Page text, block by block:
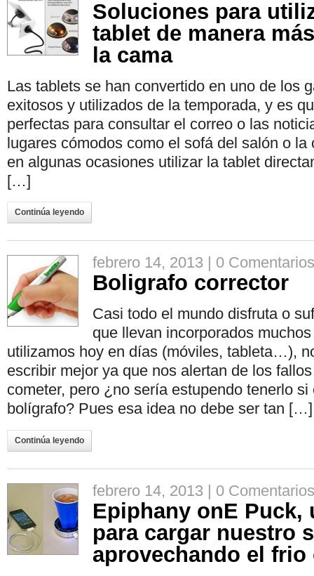
Soluciones para
tablet de manera
la cama
Las tablets se han convertido en uno de los
exitosos y utilizados de la temporada, y es
perfectas para consultar el correo o las
lugares cómodos como el sofá del salón o la
en algunas ocasiones utilizar la tablet
[…]
Continúa leyendo
febrero 14, 2013 | 0 Comentarios
Boligrafo corrector
Casi todo el mundo disfruta o
que llevan incorporados
utilizamos hoy en días (móviles, tableta…),
escribir mejor ya que nos alertan de los
cometer, pero ¿no sería estupendo tenerlo
bolígrafo? Pues esa idea no debe ser tan […]
Continúa leyendo
febrero 14, 2013 | 0 Comentarios
Epiphany onE Puck,
para cargar nuestro
aprovechando el frio